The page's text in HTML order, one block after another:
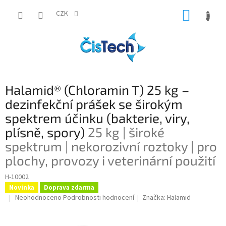
CZK
Halamid® (Chloramin T) 25 kg –
dezinfekční prášek se širokým
spektrem účinku (bakterie, viry,
plísně, spory) 25 kg | široké
spektrum | nekorozivní roztoky | pro
plochy, provozy i veterinární použití
H-10002
Novinka Doprava zdarma
Průměrné
Neohodnoceno Podrobnosti hodnocení Značka:Halamid